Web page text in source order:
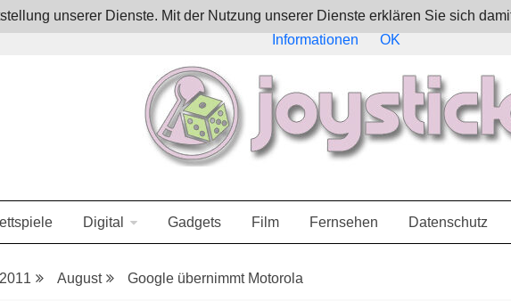
Digital Gadgets Film Fernsehen Datenschutz
2011 August Google übernimmt Motorola
unserer Dienste. Mit der Nutzung unserer Dienste erklären Sie sich
Informationen
OK